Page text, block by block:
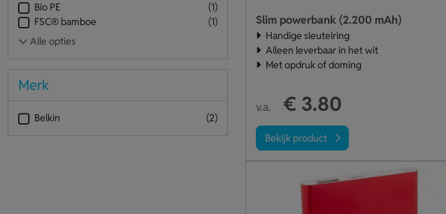
Slim powerbank (2.200 mAh)
Handige sleutelring
Alleen leverbaar in het wit
Met opdruk of doming
v.a. € 3.80
Bekijk product
Bio PE
(1)
FSC® bamboe
(1)
Merk
Belkin (2)